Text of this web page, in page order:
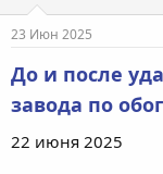
23 Июн 2025
До и после
завода по
22 июня 2025